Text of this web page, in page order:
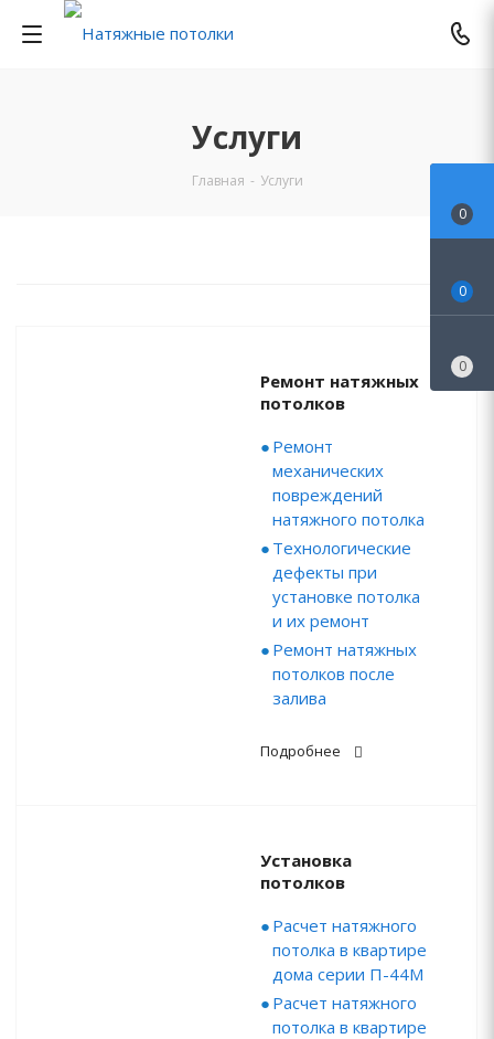
Услуги
Главная - Услуги
Ремонт натяжных
потолков
Ремонт
механических
повреждений
натяжного потолка
Технологические
дефекты при
установке потолка
и их ремонт
Ремонт натяжных
потолков после
залива
Подробнее
Установка
потолков
Расчет натяжного
потолка в квартире
дома серии П-44М
Расчет натяжного
потолка в квартире
0
0
0